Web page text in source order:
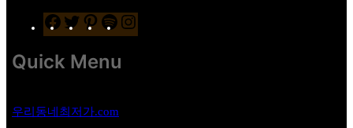
F
a
e
o
T
w
i
t
e
P
i
n
t
S
p
t
n
Quick Menu
우리동네최저가.com